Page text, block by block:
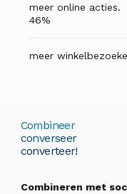
meer online acties.
46%
meer
Combineer
converseer
converteer!
Combineren met